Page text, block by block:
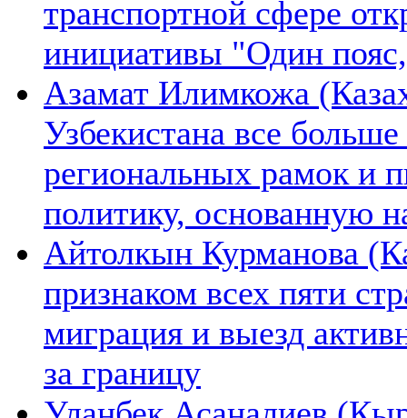
транспортной сфере
инициативы "Один
Азамат Илимкожа
Узбекистана все
региональных рамок и
политику, основанную
Айтолкын Курманова
признаком всех пяти
миграция и выезд
за границу